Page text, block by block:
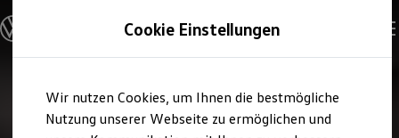
Hauptinhalt
springen
Footer
springen
Modelle und Konfigurator
Konfigurator
Modelle vergleichen
Elektroautos
ENERGY Sondermodelle
Nutzfahrzeuge
Cookie Einstellungen
Wir nutzen Cookies, um Ihnen die bestmögliche
Nutzung unserer Webseite zu ermöglichen und